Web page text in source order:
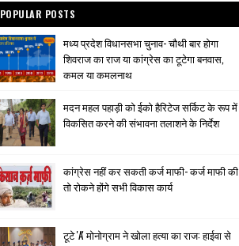
POPULAR POSTS
मध्य प्रदेश विधानसभा चुनाव- चौथी बार होगा
शिवराज का राज या कांग्रेस का टूटेगा बनवास,
कमल या कमलनाथ
मदन महल पहाड़ी को ईको हैरिटेज सर्किट के रूप में
विकसित करने की संभावना तलाशने के निर्देश
कांग्रेस नहीं कर सकती कर्ज माफी- कर्ज माफी की
तो रोकने होंगे सभी विकास कार्य
टूटे 'A' मोनोग्राम ने खोला हत्या का राज: हाईवा से